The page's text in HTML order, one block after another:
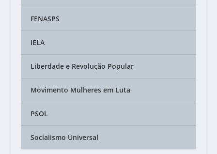
FENASPS
IELA
Liberdade e Revolução Popular
Movimento Mulheres em Luta
PSOL
Socialismo Universal